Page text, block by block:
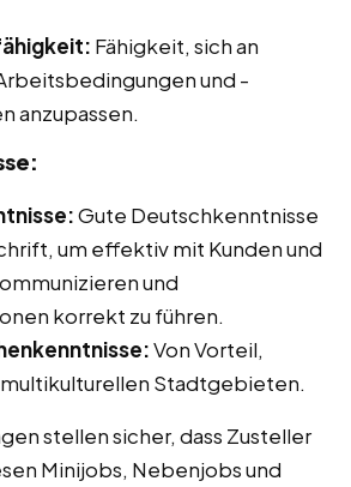
Fähigkeit, sich an
und -
anzupassen.
Gute Deutschkenntnisse
um effektiv mit Kunden und
und
korrekt zu führen.
Von Vorteil,
Stadtgebieten.
stellen sicher, dass Zusteller
Minijobs, Nebenjobs und